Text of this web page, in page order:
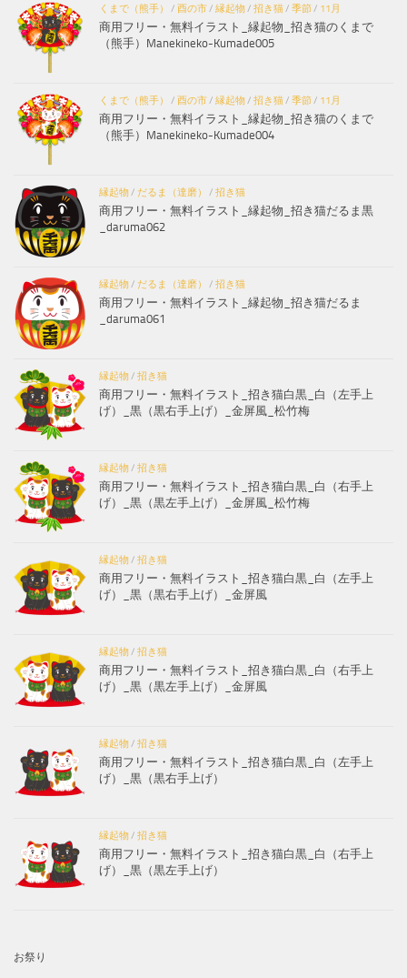
くまで（熊手） / 酉の市/ 縁起物/ 招き猫/ 季節/ 11月
商用フリー・無料イラスト_縁起物_招き猫のくまで
（熊手）Manekineko-Kumade005
くまで（熊手） / 酉の市/ 縁起物/ 招き猫/ 季節/ 11月
商用フリー・無料イラスト_縁起物_招き猫のくまで
（熊手）Manekineko-Kumade004
縁起物/ だるま（達磨） / 招き猫
商用フリー・無料イラスト_縁起物_招き猫だるま黒
_daruma062
縁起物/ だるま（達磨） / 招き猫
商用フリー・無料イラスト_縁起物_招き猫だるま
_daruma061
縁起物/ 招き猫
商用フリー・無料イラスト_招き猫白黒_白（左手上
げ）_黒（黒右手上げ）_金屏風_松竹梅
縁起物/ 招き猫
商用フリー・無料イラスト_招き猫白黒_白（右手上
げ）_黒（黒左手上げ）_金屏風_松竹梅
縁起物/ 招き猫
商用フリー・無料イラスト_招き猫白黒_白（左手上
げ）_黒（黒右手上げ）_金屏風
縁起物/ 招き猫
商用フリー・無料イラスト_招き猫白黒_白（右手上
げ）_黒（黒左手上げ）_金屏風
縁起物/ 招き猫
商用フリー・無料イラスト_招き猫白黒_白（左手上
げ）_黒（黒右手上げ）
縁起物/ 招き猫
商用フリー・無料イラスト_招き猫白黒_白（右手上
げ）_黒（黒左手上げ）
お祭り